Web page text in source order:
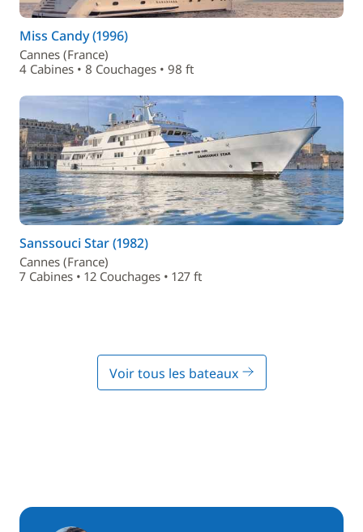
Miss Candy (1996)
Cannes (France)
4 Cabines • 8 Couchages • 98 ft
Sanssouci Star (1982)
Cannes (France)
7 Cabines • 12 Couchages • 127 ft
Voir tous les bateaux